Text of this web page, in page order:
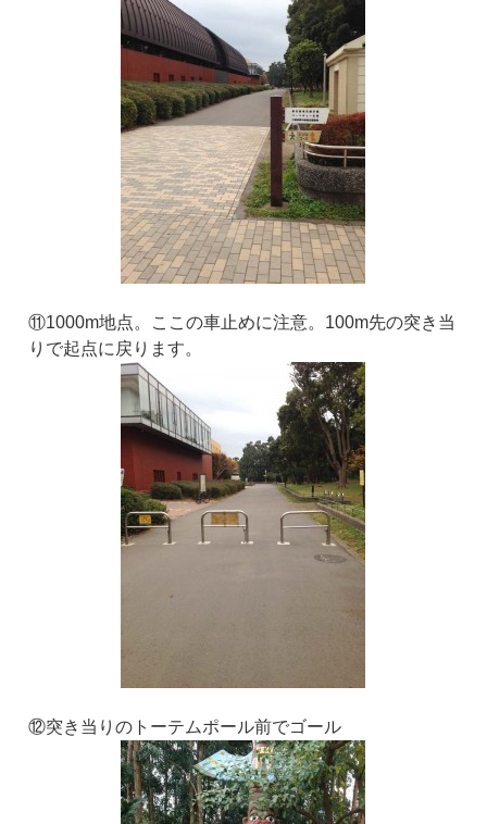
⑪1000m地点。ここの車止めに注意。100m先の突き当
りで起点に戻ります。
⑫突き当りのトーテムポール前でゴール